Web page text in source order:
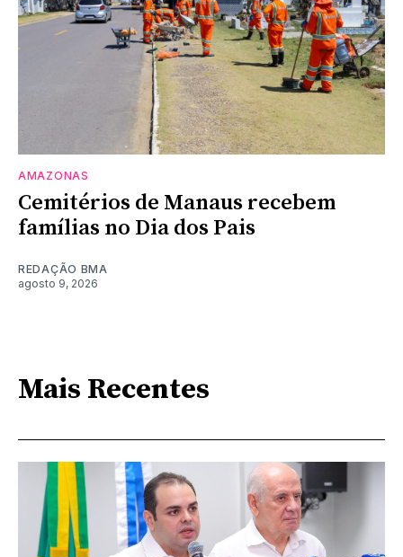
AMAZONAS
Cemitérios de Manaus recebem
famílias no Dia dos Pais
REDAÇÃO BMA
agosto 9, 2026
Mais Recentes